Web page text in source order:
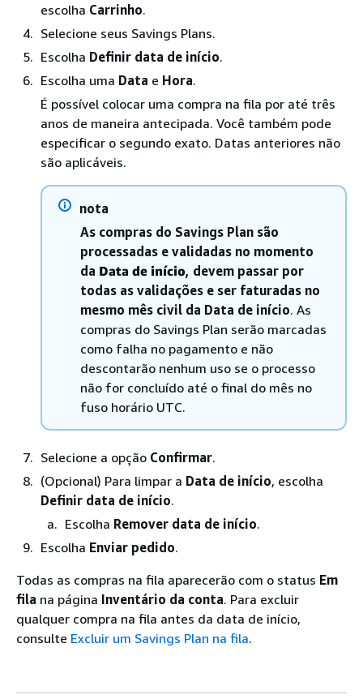
escolha Carrinho.
Selecione seus Savings Plans.
Escolha Definir data de início.
Escolha uma Data e Hora.
É possível colocar uma compra na fila por até três
anos de maneira antecipada. Você também pode
especificar o segundo exato. Datas anteriores não
são aplicáveis.
nota
As compras do Savings Plan são
processadas e validadas no momento
da Data de início, devem passar por
todas as validações e ser faturadas no
mesmo mês civil da Data de início. As
compras do Savings Plan serão marcadas
como falha no pagamento e não
descontarão nenhum uso se o processo
não for concluído até o final do mês no
fuso horário UTC.
Selecione a opção Confirmar.
(Opcional) Para limpar a Data de início, escolha
Definir data de início.
Escolha Remover data de início.
Escolha Enviar pedido.
Todas as compras na fila aparecerão com o status Em
fila na página Inventário da conta. Para excluir
qualquer compra na fila antes da data de início,
consulte Excluir um Savings Plan na fila.